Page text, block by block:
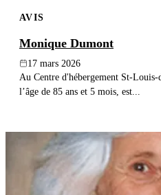
AVIS
Monique Dumont
17 mars 2026
Au Centre d'hébergement St-
l’âge de 85 ans et 5 mois, est...